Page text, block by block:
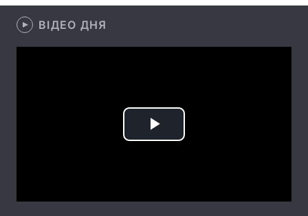
Послуги
ВІДЕО ДНЯ
Play